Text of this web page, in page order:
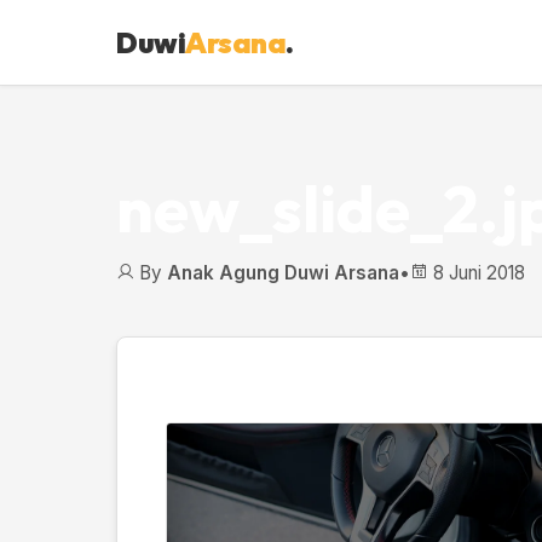
DuwiArsana.
By Anak Agung Duwi Arsana• 8 Juni 2018